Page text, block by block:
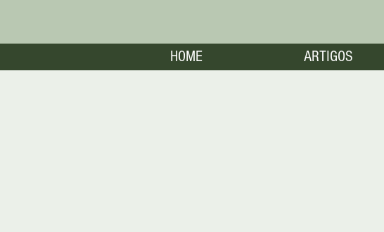
HOME ARTIGOS